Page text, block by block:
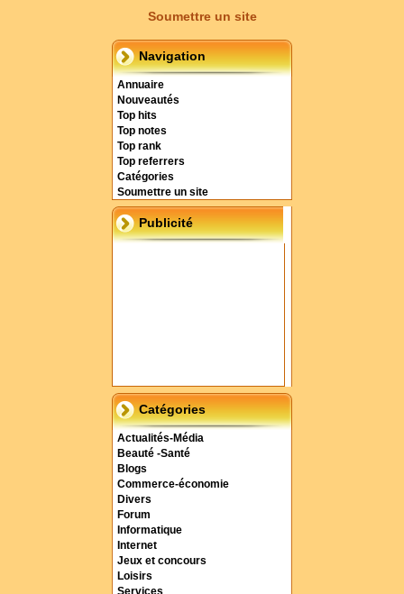
Soumettre un site
Navigation
Annuaire
Nouveautés
Top hits
Top notes
Top rank
Top referrers
Catégories
Soumettre un site
Publicité
Catégories
Actualités-Média
Beauté -Santé
Blogs
Commerce-économie
Divers
Forum
Informatique
Internet
Jeux et concours
Loisirs
Services